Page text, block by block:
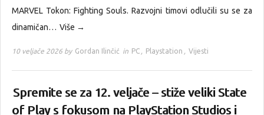
MARVEL Tokon: Fighting Souls. Razvojni timovi odlučili su se za
dinamičan… Više →
10 veljače 2026 by Gordan Ilinčić in PC , Playstation , Vijesti
Spremite se za 12. veljače – stiže veliki State
of Play s fokusom na PlayStation Studios i